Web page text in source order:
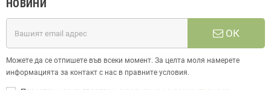
НОВИНИ
ОК
Можете да се отпишете във всеки момент. За целта моля намерете
информацията за контакт с нас в правните условия.